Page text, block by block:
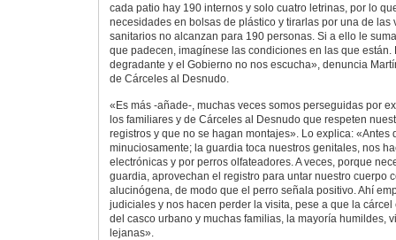
cada patio hay 190 internos y solo cuatro letrinas, por lo
necesidades en bolsas de plástico y tirarlas por una de las
sanitarios no alcanzan para 190 personas. Si a ello le
que padecen, imagínese las condiciones en las que están.
degradante y el Gobierno no nos escucha», denuncia
de Cárceles al Desnudo.
«Es más -añade-, muchas veces somos perseguidas por
los familiares y de Cárceles al Desnudo que respeten
registros y que no se hagan montajes». Lo explica: «Antes
minuciosamente; la guardia toca nuestros genitales, nos
electrónicas y por perros olfateadores. A veces, porque
guardia, aprovechan el registro para untar nuestro cuerpo
alucinógena, de modo que el perro señala positivo. Ahí
judiciales y nos hacen perder la visita, pese a que la
del casco urbano y muchas familias, la mayoría humildes,
lejanas».